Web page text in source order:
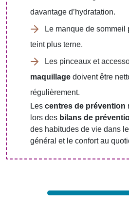
davantage d’hydratation.
Le manque de sommeil
teint plus terne.
Les pinceaux et
maquillage doivent être
régulièrement.
Les centres de prévention
lors des bilans de
des habitudes de vie dans
général et le confort au